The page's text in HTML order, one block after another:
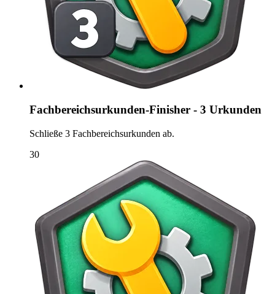
Fachbereichsurkunden-Finisher - 3 Urkunden
Schließe 3 Fachbereichsurkunden ab.
30